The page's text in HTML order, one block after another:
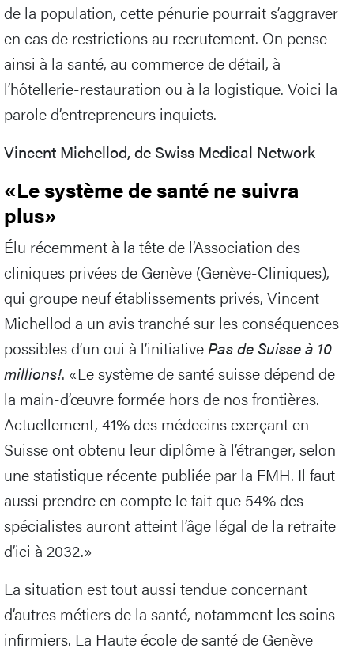
de la population, cette pénurie pourrait s’aggraver
en cas de restrictions au recrutement. On pense
ainsi à la santé, au commerce de détail, à
l’hôtellerie-restauration ou à la logistique. Voici la
parole d’entrepreneurs inquiets.
Vincent Michellod, de Swiss Medical Network
«Le système de santé ne suivra
plus»
Élu récemment à la tête de l’Association des
cliniques privées de Genève (Genève-Cliniques),
qui groupe neuf établissements privés, Vincent
Michellod a un avis tranché sur les conséquences
possibles d’un oui à l’initiativePas de Suisse à 10
millions!. «Le système de santé suisse dépend de
la main-d’œuvre formée hors de nos frontières.
Actuellement, 41% des médecins exerçant en
Suisse ont obtenu leur diplôme à l’étranger, selon
une statistique récente publiée par la FMH. Il faut
aussi prendre en compte le fait que 54% des
spécialistes auront atteint l’âge légal de la retraite
d’ici à 2032.»
La situation est tout aussi tendue concernant
d’autres métiers de la santé, notamment les soins
infirmiers. La Haute école de santé de Genève